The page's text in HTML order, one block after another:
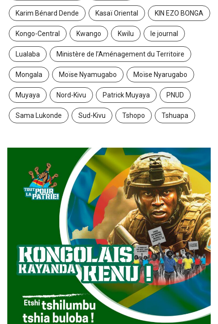
Karim Bénard Dende Kasaï Oriental KIN EZO BONGA
Kongo-Central Kwango Kwilu le journal
Lualaba Ministère de l’Aménagement du Territoire
Mongala Moïse Nyamugabo Moïse Nyarugabo
Muyaya Nord-Kivu Patrick Muyaya PNUD
Sama Lukonde Sud-Kivu Tshopo Tshuapa